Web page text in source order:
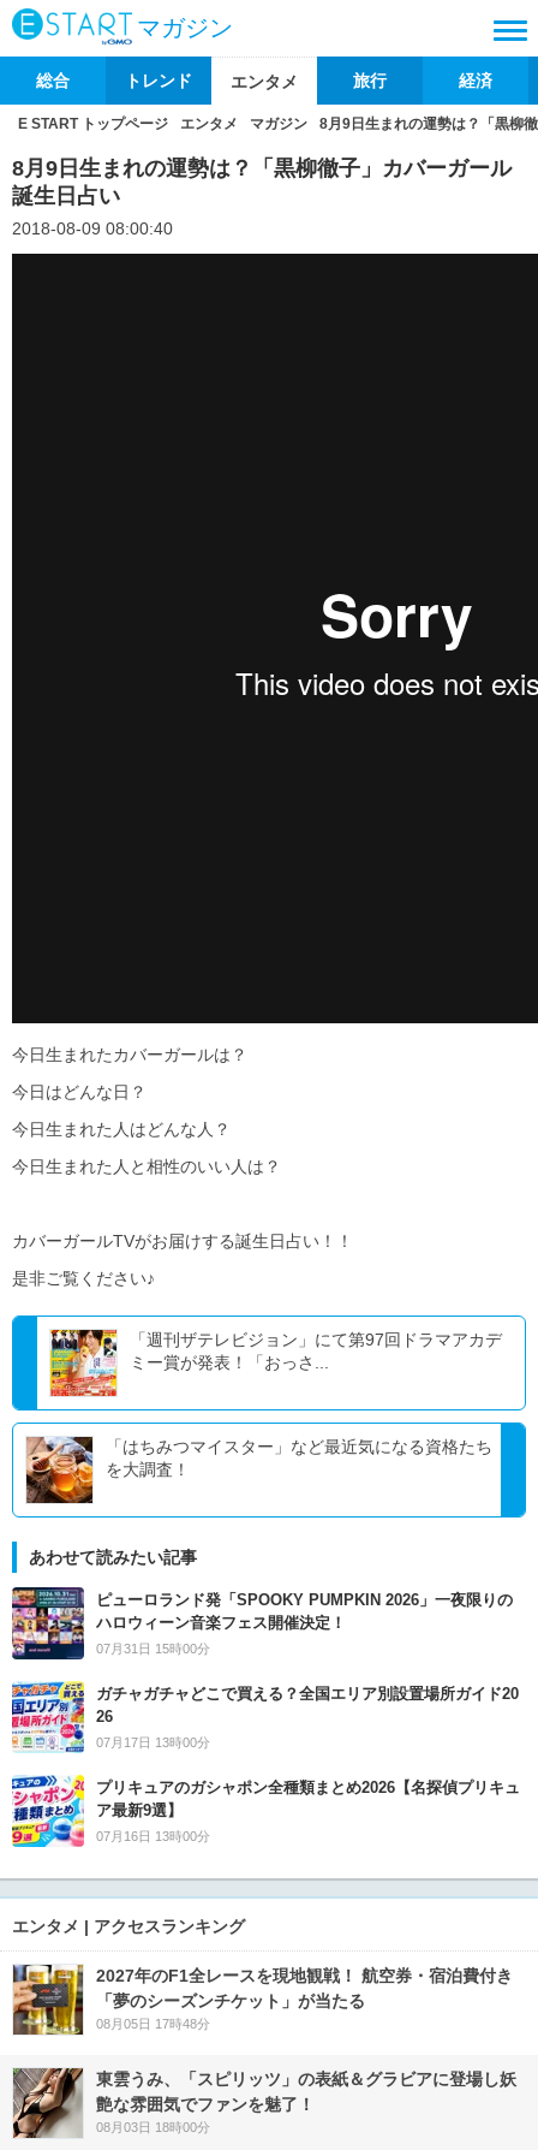
マガジン
総合 トレンド エンタメ 旅行 経済
E START トップページ エンタメ マガジン 8月9日生まれの運勢は？「黒柳
8月9日生まれの運勢は？「黒柳徹子」カバーガール
誕生日占い
2018-08-09 08:00:40
今日生まれたカバーガールは？
今日はどんな日？
今日生まれた人はどんな人？
今日生まれた人と相性のいい人は？
カバーガールTVがお届けする誕生日占い！！
是非ご覧ください♪
「週刊ザテレビジョン」にて第97回ドラマアカデ
ミー賞が発表！「おっさ...
「はちみつマイスター」など最近気になる資格たち
を大調査！
あわせて読みたい記事
ピューロランド発「SPOOKY PUMPKIN 2026」一夜限りの
ハロウィーン音楽フェス開催決定！
07月31日 15時00分
ガチャガチャどこで買える？全国エリア別設置場所ガイド20
26
07月17日 13時00分
プリキュアのガシャポン全種類まとめ2026【名探偵プリキュ
ア最新9選】
07月16日 13時00分
エンタメ | アクセスランキング
2027年のF1全レースを現地観戦！ 航空券・宿泊費付き
「夢のシーズンチケット」が当たる
08月05日 17時48分
東雲うみ、「スピリッツ」の表紙＆グラビアに登場し妖
艶な雰囲気でファンを魅了！
08月03日 18時00分